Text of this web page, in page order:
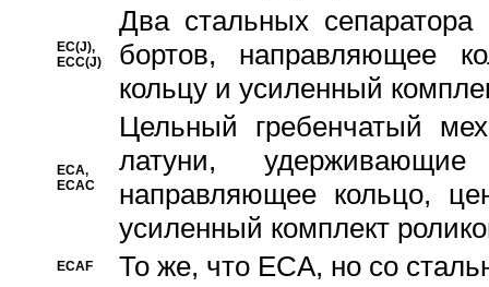
EC(J),
ECC(J)
Два стальных сепаратора
бортов, направляющее
кольцу и усиленный
ECA,
ECAC
Цельный гребенчатый
латуни,
направляющее кольцо,
усиленный комплект
ECAF То же, что ECA, но со